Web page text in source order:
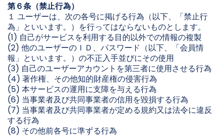
第６条（禁止行為）
１ ユーザーは、次の各号に掲げる行為（以下、「禁止行
為」といいます。）を行ってはならないものとします。
(1) 自己がサービスを利用する目的以外での情報の複製
(2) 他のユーザーのＩＤ、パスワード（以下、「会員情
報」といいます。）の不正入手並びにその使用
(3) 自己のユーザーアカウントを第三者に使用させる行為
(4) 著作権、その他知的財産権の侵害行為
(5) 本サービスの運用に支障を与える行為
(6) 当事業者及び共同事業者の信用を毀損する行為
(7) 当事業者及び共同事業者が定める規約又は法令に違反
する行為
(8) その他前各号に準ずる行為